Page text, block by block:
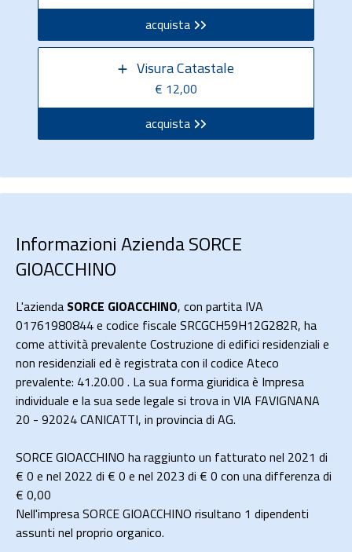
acquista
Visura Catastale
€ 12,00
acquista
Informazioni Azienda SORCE
GIOACCHINO
L'azienda SORCE GIOACCHINO, con partita IVA
01761980844 e codice fiscale SRCGCH59H12G282R, ha
come attività prevalente Costruzione di edifici residenziali e
non residenziali ed è registrata con il codice Ateco
prevalente: 41.20.00 . La sua forma giuridica è Impresa
individuale e la sua sede legale si trova in VIA FAVIGNANA
20 - 92024 CANICATTI, in provincia di AG.
SORCE GIOACCHINO ha raggiunto un fatturato nel 2021 di
€ 0 e nel 2022 di € 0 e nel 2023 di € 0 con una differenza di
€ 0,00
Nell'impresa SORCE GIOACCHINO risultano 1 dipendenti
assunti nel proprio organico.